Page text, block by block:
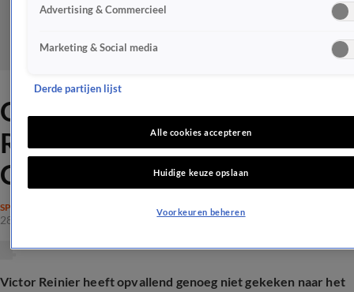
Opvallende stilte van Victor
Reinier na debuut Eric
Corton in Flikken Maastricht
SPRAAKMAKEND
28 mrt 2026, 10:39
Victor Reinier heeft opvallend genoeg niet gekeken naar het
Advertising & Commercieel
Marketing & Social media
Derde partijen lijst
Alle cookies accepteren
Huidige keuze opslaan
Voorkeuren beheren